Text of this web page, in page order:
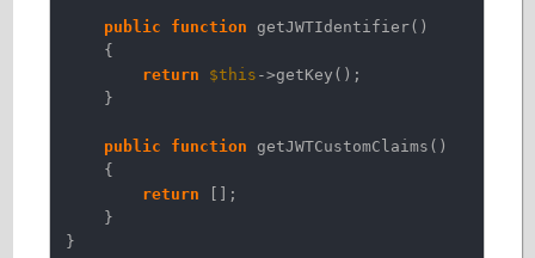
public function
getJWTIdentifier()
{
return
$this ->getKey();
}
public function
getJWTCustomClaims()
{
return
[];
}
}